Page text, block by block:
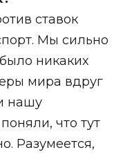
ставок
Мы сильно
никаких
мира вдруг
нашу
что тут
Разумеется,